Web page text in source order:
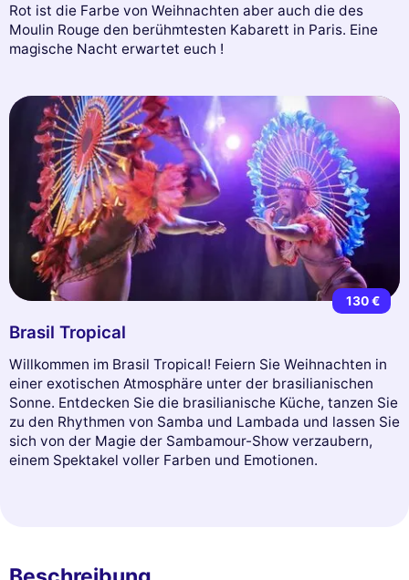
Rot ist die Farbe von Weihnachten aber auch die des
Moulin Rouge den berühmtesten Kabarett in Paris. Eine
magische Nacht erwartet euch !
130 €
Brasil Tropical
Willkommen im Brasil Tropical! Feiern Sie Weihnachten in
einer exotischen Atmosphäre unter der brasilianischen
Sonne. Entdecken Sie die brasilianische Küche, tanzen Sie
zu den Rhythmen von Samba und Lambada und lassen Sie
sich von der Magie der Sambamour-Show verzaubern,
einem Spektakel voller Farben und Emotionen.